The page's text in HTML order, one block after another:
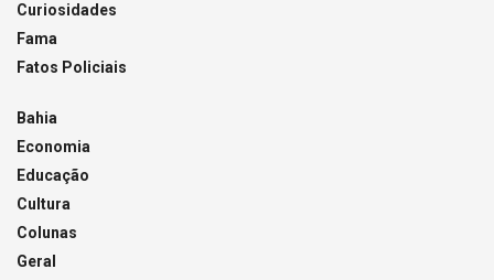
Curiosidades
Fama
Fatos Policiais
Bahia
Economia
Educação
Cultura
Colunas
Geral